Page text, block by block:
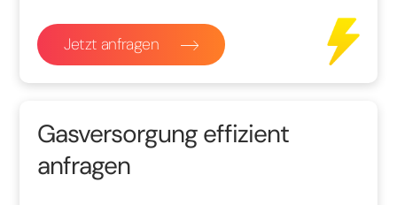
Jetzt anfragen
Gasversorgung effizient
anfragen